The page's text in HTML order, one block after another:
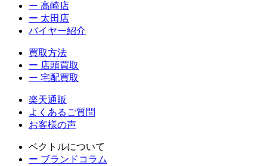
ー 高崎店
ー 太田店
バイヤー紹介
買取方法
ー 店頭買取
ー 宅配買取
楽天通販
よくあるご質問
お客様の声
ベクトルについて
ー ブランドコラム